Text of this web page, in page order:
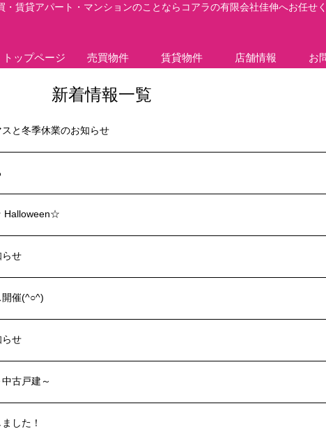
賃貸アパート・マンションのことならコアラの有限会社佳伸へお任せく
トップページ 売買物件 賃貸物件 店舗情報 お
新着情報一覧
スと冬季休業のお知らせ
らせ
開催(^○^)
らせ
古戸建～
した！